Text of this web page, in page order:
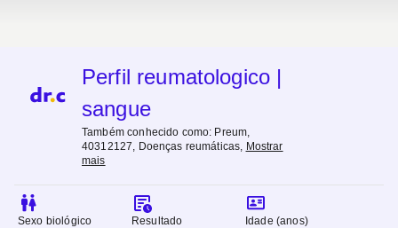
Perfil reumatologico |
sangue
Também conhecido como: Preum,
40312127, Doenças reumáticas, Mostrar
mais
Sexo biológico
Resultado
Idade (anos)